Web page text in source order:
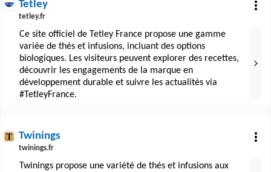
Tetley
tetley.fr
Ce site officiel de Tetley France propose une gamme
variée de thés et infusions, incluant des options
biologiques. Les visiteurs peuvent explorer des recettes,
découvrir les engagements de la marque en
développement durable et suivre les actualités via
#TetleyFrance.
Twinings
twinings.fr
Twinings propose une variété de thés et infusions aux